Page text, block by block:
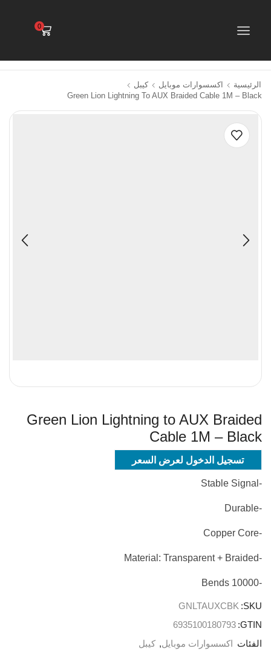
0
الرئيسية اكسسوارات موبايل
كيبل
Green Lion Lightning To AUX Braided Cable 1M – Black
Green Lion Lightning to AUX Braided
Cable 1M – Black
تسجيل الدخول لعرض السعر
-Stable Signal
-Durable
-Copper Core
-Material: Transparent + Braided
-10000 Bends
SKU:
GNLTAUXCBK
GTIN:
6935100180793
الفئات
اكسسوارات موبايل, كيبل